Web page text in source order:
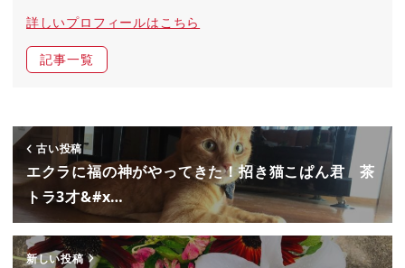
詳しいプロフィールはこちら
記事一覧
古い投稿
エクラに福の神がやってきた！招き猫こぱん君 茶
トラ3才&#x…
新しい投稿